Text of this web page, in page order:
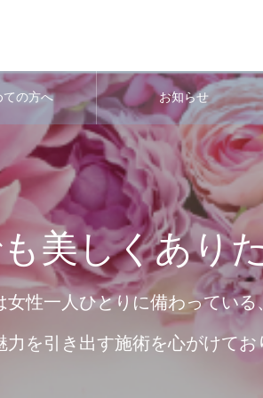
ての方へ お知らせ
美しくあり
女性一人ひとりに備わっている
を引き出す施術を心がけてお